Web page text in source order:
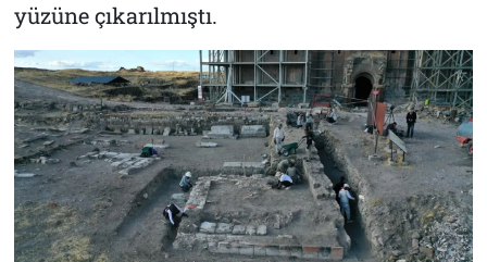
yüzüne çıkarılmıştı.